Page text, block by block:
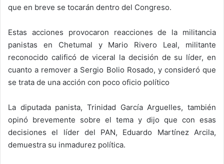
que en breve se tocarán dentro del Congreso.
Estas acciones provocaron reacciones de la militancia
panistas en Chetumal y Mario Rivero Leal, militante
reconocido calificó de viceral la decisión de su líder, en
cuanto a remover a Sergio Bolio Rosado, y consideró que
se trata de una acción con poco oficio político
La diputada panista, Trinidad García Arguelles, también
opinó brevemente sobre el tema y dijo que con esas
decisiones el líder del PAN, Eduardo Martínez Arcila,
demuestra su inmadurez política.